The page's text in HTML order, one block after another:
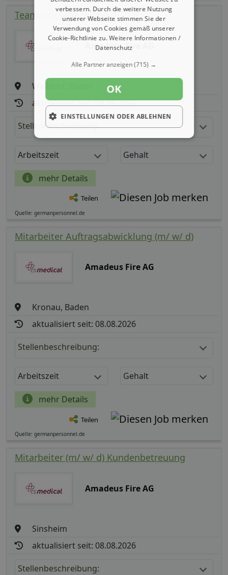
Teamassistenz (m/ w/ d)
Amadeus Fire AG
Walldorf, Baden
aktualisiert seit: 08.08.2026
Stellenbeschreibung:
Arbeitszeit Gehalt
mehr Details
Teilen
Quelle: germanpersonnel.de
Mitarbeiter Auftragsabwicklung (m/ w/ d)
Amadeus Fire AG
Kronau, Baden
aktualisiert seit: 08.08.2026
Stellenbeschreibung:
Arbeitszeit Gehalt
mehr Details
Teilen
Quelle: germanpersonnel.de
Mitarbeiter (m/ w/ d) Kundenbetreuung
Amadeus Fire AG
Sinsheim
aktualisiert seit: 08.08.2026
Stellenbeschreibung:
verbessern. Durch die weitere Nutzung
unserer Webseite stimmen Sie der
Verwendung von Cookies gemäß unserer
Cookie-Richtlinie zu.Weitere Informationen /
Datenschutz
Alle Partner anzeigen(715) →
OK
EINSTELLUNGEN ODER ABLEHNEN